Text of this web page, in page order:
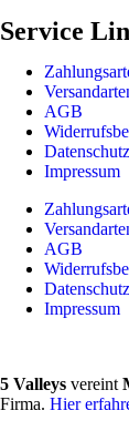
Service
AGB
Datenschutz
Impressum
AGB
Datenschutz
Impressum
5 Valleys vereint
Firma. Hier